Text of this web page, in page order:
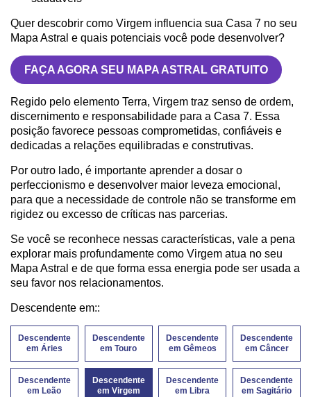
Quer descobrir como Virgem influencia sua Casa 7 no seu
Mapa Astral e quais potenciais você pode desenvolver?
FAÇA AGORA SEU MAPA ASTRAL GRATUITO
Regido pelo elemento Terra, Virgem traz senso de ordem,
discernimento e responsabilidade para a Casa 7. Essa
posição favorece pessoas comprometidas, confiáveis e
dedicadas a relações equilibradas e construtivas.
Por outro lado, é importante aprender a dosar o
perfeccionismo e desenvolver maior leveza emocional,
para que a necessidade de controle não se transforme em
rigidez ou excesso de críticas nas parcerias.
Se você se reconhece nessas características, vale a pena
explorar mais profundamente como Virgem atua no seu
Mapa Astral e de que forma essa energia pode ser usada a
seu favor nos relacionamentos.
Descendente em::
Descendente
em Áries
Descendente
em Touro
Descendente
em Gêmeos
Descendente
em Câncer
Descendente
em Leão
Descendente
em Virgem
Descendente
em Libra
Descendente
em Sagitário